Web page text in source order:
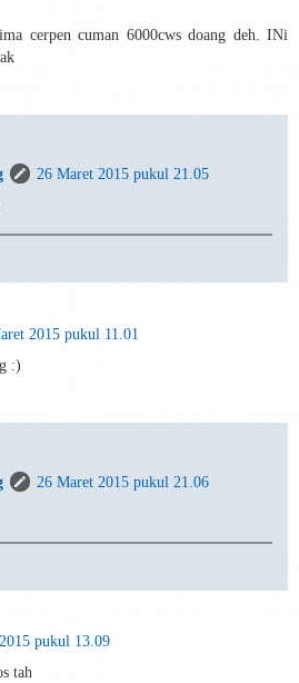
cerpen cuman 6000cws doang deh. INi
26 Maret 2015 pukul 21.05
2015 pukul 11.01
:)
26 Maret 2015 pukul 21.06
pukul 13.09
tah